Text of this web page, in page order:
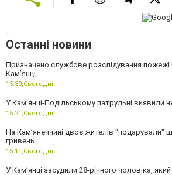
Останні новини
Призначено службове розслідування пожежі
Кам’янці
15:30,Сьогодні
У Кам’янці-Подільському патрульні виявили
15:21,Сьогодні
На Камʼянеччині двоє жителів "подарували"
гривень
15:11,Сьогодні
У Камʼянці засудили 28-річного чоловіка,